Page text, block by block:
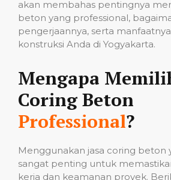
akan membahas pentingnya
beton yang professional,
pengerjaannya, serta
konstruksi Anda di Yogyakarta.
Mengapa
Coring Beton
Professional?
Menggunakan jasa coring beton
sangat penting untuk
kerja dan keamanan proyek.